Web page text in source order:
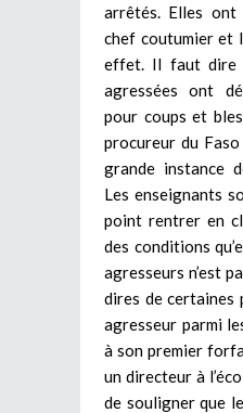
arrêtés. Elles
chef coutumier et
effet. Il faut dire
agressées ont
pour coups et
procureur du
grande instance
Les enseignants
point rentrer en
des conditions
agresseurs n’est
dires de certaines
agresseur parmi
à son premier
un directeur à
de souligner que